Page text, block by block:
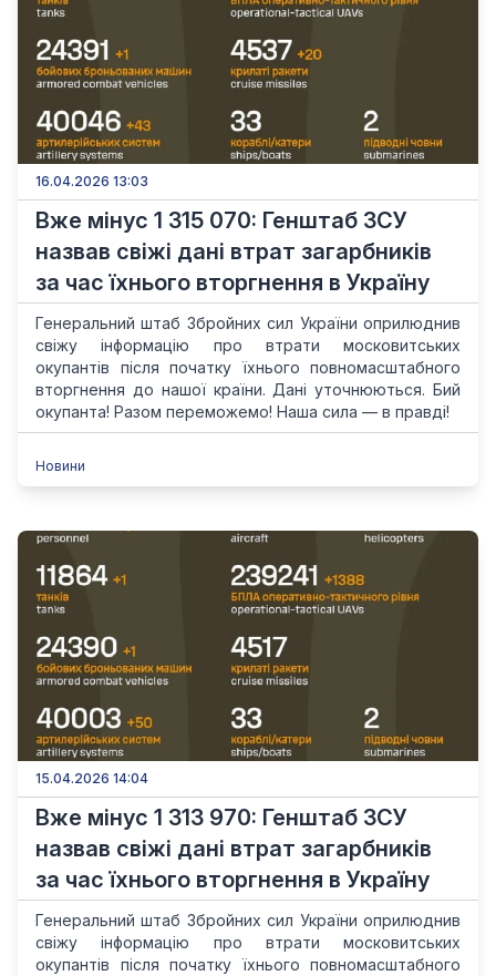
16.04.2026 13:03
Вже мінус 1 315 070: Генштаб ЗСУ
назвав свіжі дані втрат загарбників
за час їхнього вторгнення в Україну
Генеральний штаб Збройних сил України оприлюднив
свіжу інформацію про втрати московитських
окупантів після початку їхнього повномасштабного
вторгнення до нашої країни. Дані уточнюються. Бий
окупанта! Разом переможемо! Наша сила — в правді!
Новини
15.04.2026 14:04
Вже мінус 1 313 970: Генштаб ЗСУ
назвав свіжі дані втрат загарбників
за час їхнього вторгнення в Україну
Генеральний штаб Збройних сил України оприлюднив
свіжу інформацію про втрати московитських
окупантів після початку їхнього повномасштабного